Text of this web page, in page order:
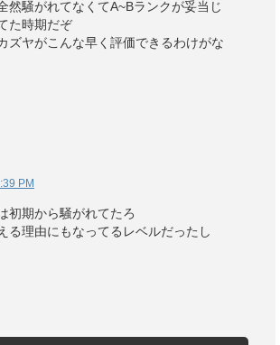
然騒がれてなくてA~Bランクが妥当じ
た時期だぞ
ズヤがこんな早く評価できるわけがな
PM
初期から騒がれてたろ
る理由にもなってるレベルだったし